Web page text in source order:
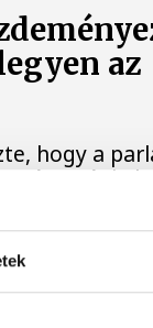
az
hogy a
a